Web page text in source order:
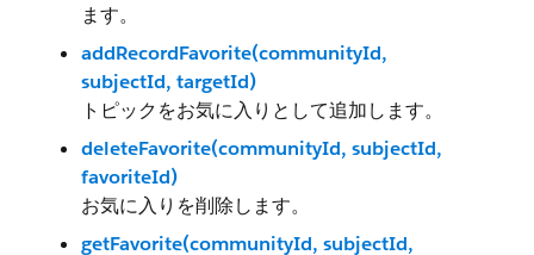
ます。
addRecordFavorite(communityId,
subjectId, targetId)
トピックをお気に入りとして追加します。
deleteFavorite(communityId, subjectId,
favoriteId)
お気に入りを削除します。
getFavorite(communityId, subjectId,